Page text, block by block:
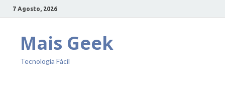
7 Agosto, 2026
Mais Geek
Tecnologia Fácil